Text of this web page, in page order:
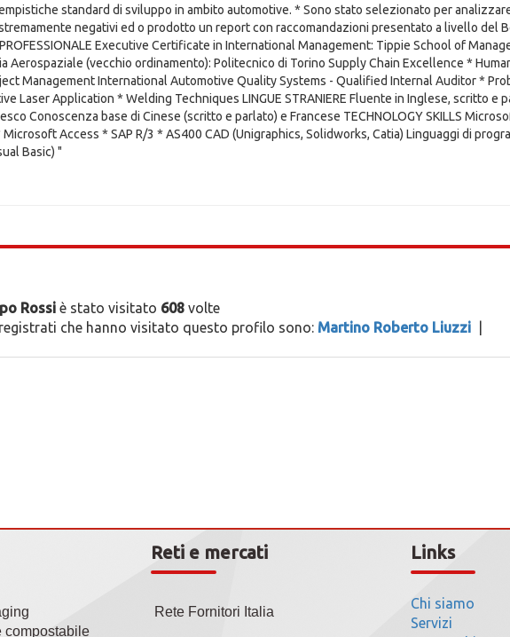
standard di sviluppo in ambito automotive. * Sono stato selezionato per
negativi ed o prodotto un report con raccomandazioni presentato a livello del
PROFESSIONALE Executive Certificate in International Management: Tippie School of
Aerospaziale (vecchio ordinamento): Politecnico di Torino Supply Chain Excellence *
Management International Automotive Quality Systems - Qualified Internal Auditor *
Laser Application * Welding Techniques LINGUE STRANIERE Fluente in Inglese, scritto e
Conoscenza base di Cinese (scritto e parlato) e Francese TECHNOLOGY SKILLS
Access * SAP R/3 * AS400 CAD (Unigraphics, Solidworks, Catia) Linguaggi di
Basic) "
Rossiè stato visitato 608volte
che hanno visitato questo profilo sono: Martino Roberto Liuzzi
compostabile
Reti e mercati
Rete Fornitori Italia
Links
Chi siamo
Servizi